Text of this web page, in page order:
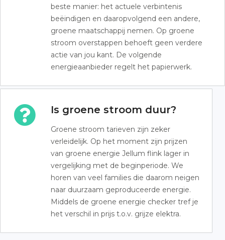
beste manier: het actuele verbintenis
beëindigen en daaropvolgend een andere,
groene maatschappij nemen. Op groene
stroom overstappen behoeft geen verdere
actie van jou kant. De volgende
energieaanbieder regelt het papierwerk.
Is groene stroom duur?
Groene stroom tarieven zijn zeker
verleidelijk. Op het moment zijn prijzen
van groene energie Jellum flink lager in
vergelijking met de beginperiode. We
horen van veel families die daarom neigen
naar duurzaam geproduceerde energie.
Middels de groene energie checker tref je
het verschil in prijs t.o.v. grijze elektra.